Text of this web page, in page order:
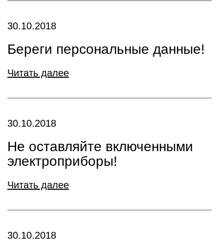
30.10.2018
Береги персональные данные!
Читать далее
30.10.2018
Не оставляйте включенными
электроприборы!
Читать далее
30.10.2018